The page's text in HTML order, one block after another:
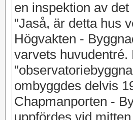
en inspektion av
"Jaså, är detta hus
Högvakten -
varvets
ombyggdes delvis
Chapmanporten -
uppfördes vid